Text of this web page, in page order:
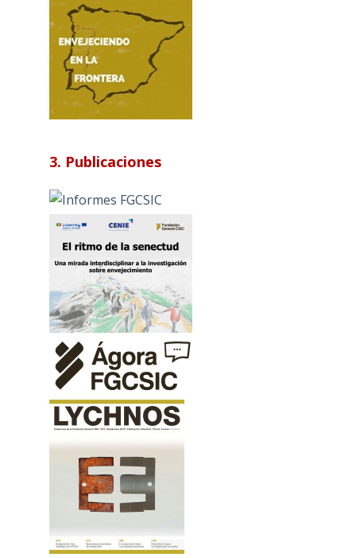
3. Publicaciones